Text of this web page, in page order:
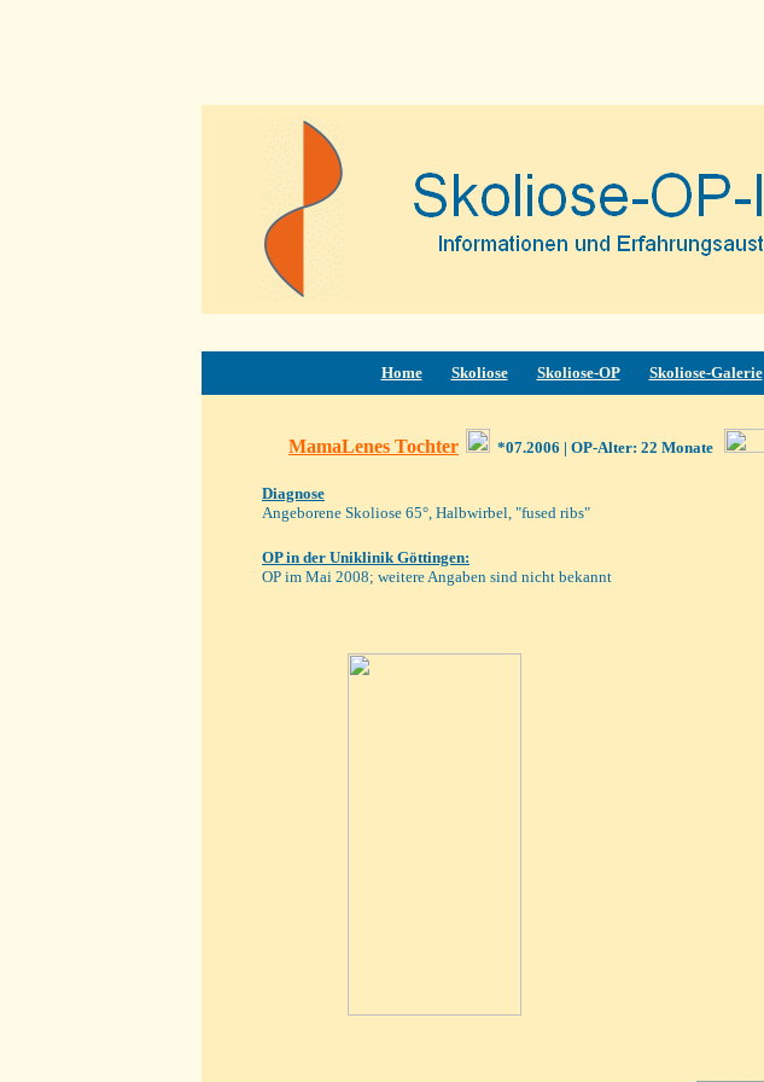
Home Skoliose Skoliose-OP Skoliose-Galerie
MamaLenes Tochter *07.2006 | OP-Alter: 22 Monate
Diagnose
Angeborene Skoliose 65°, Halbwirbel, "fused ribs"
OP in der Uniklinik Göttingen:
OP im Mai 2008; weitere Angaben sind nicht bekannt